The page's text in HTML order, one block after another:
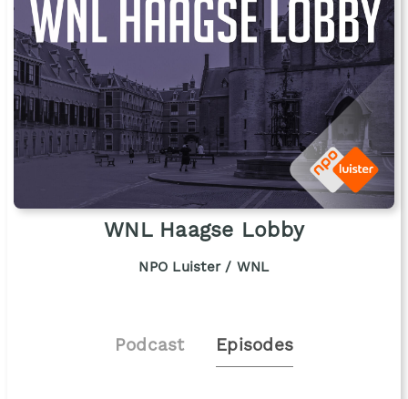
WNL Haagse Lobby
NPO Luister / WNL
Podcast Episodes